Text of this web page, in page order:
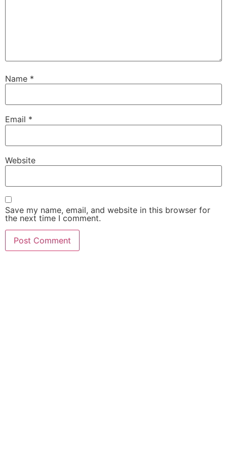
Name *
Email *
Website
Save my name, email, and website in this browser for
the next time I comment.